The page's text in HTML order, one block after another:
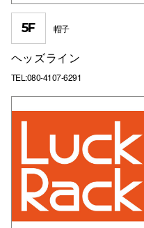
5F 帽子
ヘッズライン
TEL:080-4107-6291